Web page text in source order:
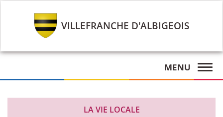
VILLEFRANCHE D'ALBIGEOIS
MENU
LA VIE LOCALE